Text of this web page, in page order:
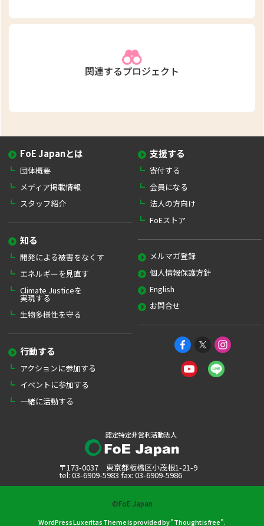
関連するプロジェクト
FoE Japanとは
団体概要
メディア掲載情報
スタッフ紹介
知る
開発による被害をなくす
エネルギーを見直す
Climate Justiceを
実現する
生物多様性を守る
行動する
アクションに参加する
イベントに参加する
一緒に活動する
支援する
寄付する
会員になる
法人の方向け
FoEストア
メルマガ登録
個人情報保護方針
English
お問合せ
認定特定非営利活動法人
〒173-0037 東京都板橋区小茂根1-21-9
tel: 03-6909-5983 fax: 03-6909-5986
©FoE Japan
WordPress Luxeritas Theme is provided by "Thought is free".